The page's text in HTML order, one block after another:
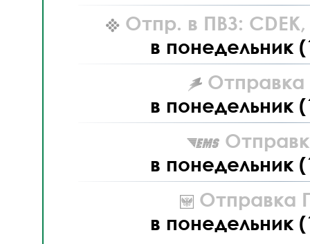
Отпр. в ПВЗ: CDEK,
в понедельник
Отправка
в понедельник
в понедельник
Отправка
в понедельник